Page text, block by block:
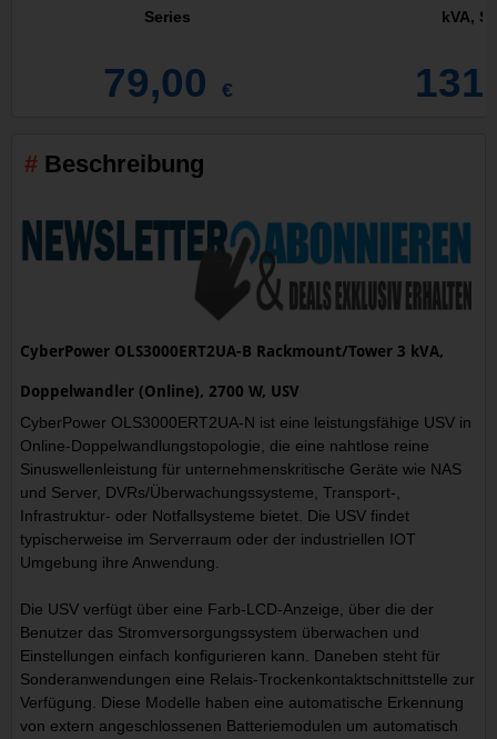
Series
79,00 €
kVA,
Beschreibung
CyberPower OLS3000ERT2UA-B Rackmount/Tower 3 kVA,
Doppelwandler (Online), 2700 W, USV
CyberPower OLS3000ERT2UA-N ist eine leistungsfähige USV in
Online-Doppelwandlungstopologie, die eine nahtlose reine
Sinuswellenleistung für unternehmenskritische Geräte wie NAS
und Server, DVRs/Überwachungssysteme, Transport-,
Infrastruktur- oder Notfallsysteme bietet. Die USV findet
typischerweise im Serverraum oder der industriellen IOT
Umgebung ihre Anwendung.
Die USV verfügt über eine Farb-LCD-Anzeige, über die der
Benutzer das Stromversorgungssystem überwachen und
Einstellungen einfach konfigurieren kann. Daneben steht für
Sonderanwendungen eine Relais-Trockenkontaktschnittstelle zur
Verfügung. Diese Modelle haben eine automatische Erkennung
von extern angeschlossenen Batteriemodulen um automatisch